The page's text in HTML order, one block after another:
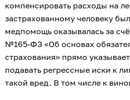
компенсировать расходы на
застрахованному человеку
медпомощь оказывалась за
№165‑ФЗ «Об основах
страхования» прямо
подавать регрессные иски к
такой вред. В том числе к